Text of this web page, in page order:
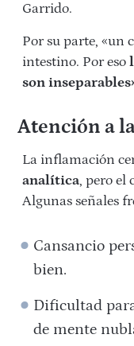
Garrido.
Por su parte, «un
intestino. Por eso
son
Atención a
La inflamación
analítica, pero el
Algunas señales
Cansancio
bien.
Dificultad
de mente